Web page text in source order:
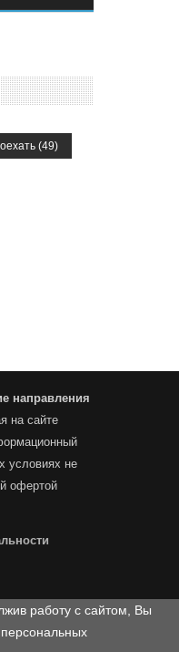
(49)
направления
на сайте
условиях не
офертой
работу с сайтом, Вы